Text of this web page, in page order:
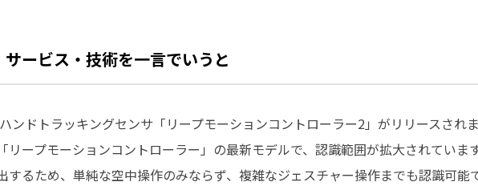
サービス・技術を一言でいうと
ンドトラッキングセンサ「リープモーションコントローラー2」がリリースされ
リープモーションコントローラー」の最新モデルで、認識範囲が拡大されていま
するため、単純な空中操作のみならず、複雑なジェスチャー操作までも認識可